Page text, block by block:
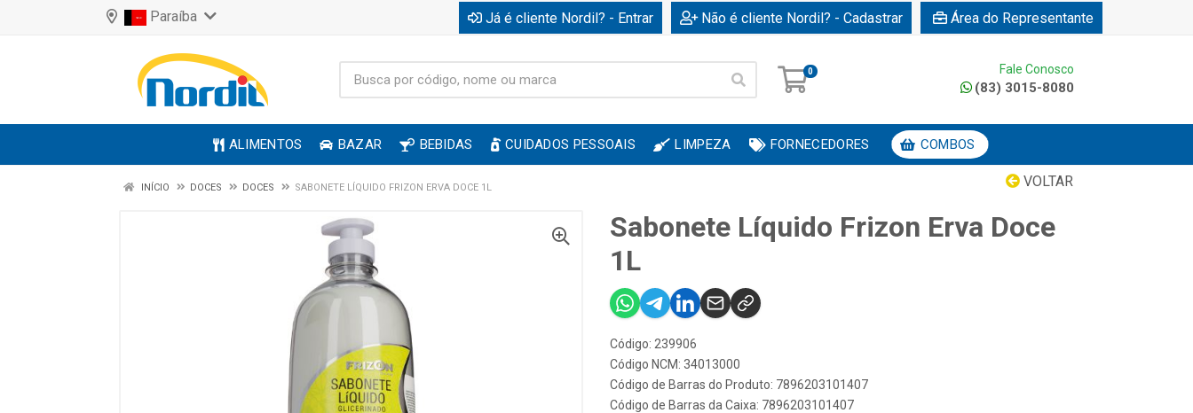
Paraíba Já é cliente Nordil? - Entrar Não é cliente Nordil? - Cadastrar Área do Representante
0 Fale Conosco
(83) 3015-8080
ALIMENTOS BAZAR BEBIDAS CUIDADOS PESSOAIS LIMPEZA FORNECEDORES COMBOS
VOLTAR
INÍCIO DOCES DOCES SABONETE LÍQUIDO FRIZON ERVA DOCE 1L
Sabonete Líquido Frizon Erva Doce
1L
Código: 239906
Código NCM: 34013000
Código de Barras do Produto: 7896203101407
Código de Barras da Caixa: 7896203101407